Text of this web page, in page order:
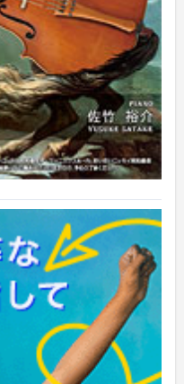
(6)
(10)
(1)
(6)
(4)
(1)
(1)
(2)